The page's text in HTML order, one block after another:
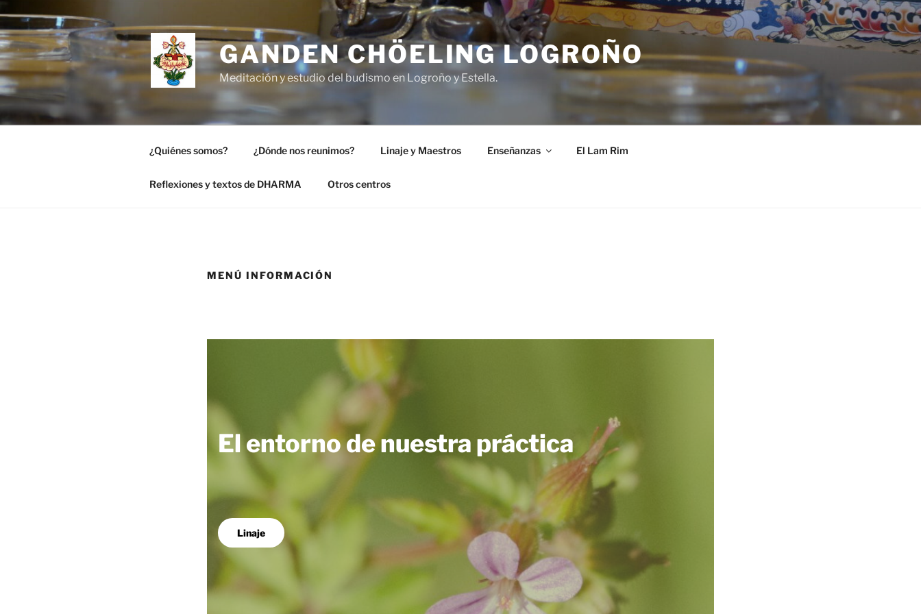
contenido
GANDEN CHÖELING LOGROÑO
Meditación y estudio del budismo en Logroño y Estella.
¿Quiénes somos? ¿Dónde nos reunimos? Linaje y Maestros Enseñanzas El Lam Rim
Reflexiones y textos de DHARMA Otros centros
MENÚ INFORMACIÓN
El entorno de nuestra práctica
Linaje